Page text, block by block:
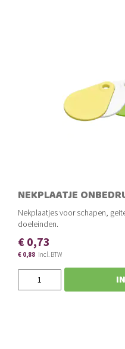
NEKPLAATJE
Nekplaatjes voor schapen,
doeleinden.
€ 0,88
€ 0,73